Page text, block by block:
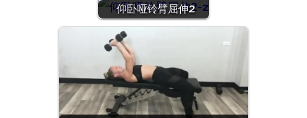
仰卧哑铃臂屈伸2